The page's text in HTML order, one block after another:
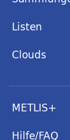
Listen
Clouds
METLIS+
Hilfe/FAQ